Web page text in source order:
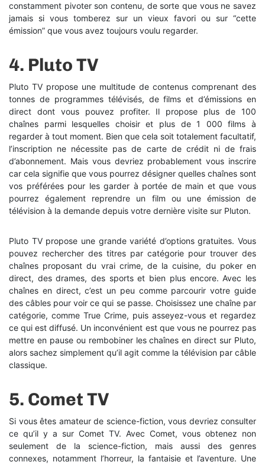
constamment pivoter son contenu, de sorte que vous ne savez
jamais si vous tomberez sur un vieux favori ou sur “cette
émission” que vous avez toujours voulu regarder.
4. Pluto TV
Pluto TV propose une multitude de contenus comprenant des
tonnes de programmes télévisés, de films et d’émissions en
direct dont vous pouvez profiter. Il propose plus de 100
chaînes parmi lesquelles choisir et plus de 1 000 films à
regarder à tout moment. Bien que cela soit totalement facultatif,
l’inscription ne nécessite pas de carte de crédit ni de frais
d’abonnement. Mais vous devriez probablement vous inscrire
car cela signifie que vous pourrez désigner quelles chaînes sont
vos préférées pour les garder à portée de main et que vous
pourrez également reprendre un film ou une émission de
télévision à la demande depuis votre dernière visite sur Pluton.
Pluto TV propose une grande variété d’options gratuites. Vous
pouvez rechercher des titres par catégorie pour trouver des
chaînes proposant du vrai crime, de la cuisine, du poker en
direct, des drames, des sports et bien plus encore. Avec les
chaînes en direct, c’est un peu comme parcourir votre guide
des câbles pour voir ce qui se passe. Choisissez une chaîne par
catégorie, comme True Crime, puis asseyez-vous et regardez
ce qui est diffusé. Un inconvénient est que vous ne pourrez pas
mettre en pause ou rembobiner les chaînes en direct sur Pluto,
alors sachez simplement qu’il agit comme la télévision par câble
classique.
5. Comet TV
Si vous êtes amateur de science-fiction, vous devriez consulter
ce qu’il y a sur Comet TV. Avec Comet, vous obtenez non
seulement de la science-fiction, mais aussi des genres
connexes, notamment l’horreur, la fantaisie et l’aventure. Une